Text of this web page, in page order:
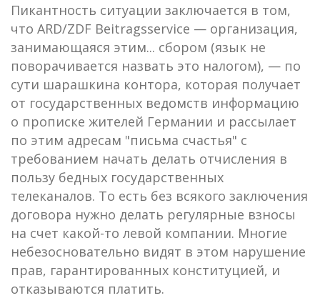
Пикантность ситуации заключается в том,
что ARD/ZDF Beitragsservice — организация,
занимающаяся этим... сбором (язык не
поворачивается назвать это налогом), — по
сути шарашкина контора, которая получает
от государственных ведомств информацию
о прописке жителей Германии и рассылает
по этим адресам "письма счастья" с
требованием начать делать отчисления в
пользу бедных государственных
телеканалов. То есть без всякого заключения
договора нужно делать регулярные взносы
на счет какой-то левой компании. Многие
небезосновательно видят в этом нарушение
прав, гарантированных конституцией, и
отказываются платить.